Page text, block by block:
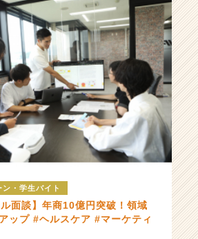
か
ら
ス
カ
ウ
ト
が
届
く
就
活
イ
ト
チ
ア
ン・学生バイト
ル面談】年商10億円突破！領域
ップ #ヘルスケア #マーケティ